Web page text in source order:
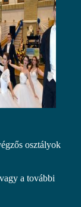
osztályok
a további